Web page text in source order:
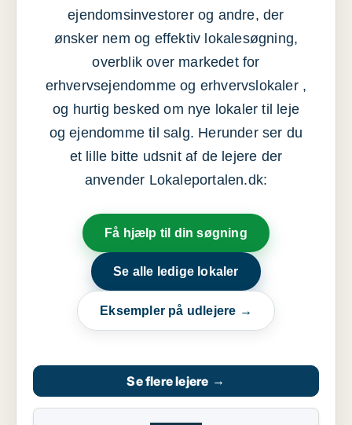
ejendomsinvestorer og andre, der
ønsker nem og effektiv lokalesøgning,
overblik over markedet for
erhvervsejendomme og erhvervslokaler ,
og hurtig besked om nye lokaler til leje
og ejendomme til salg. Herunder ser du
et lille bitte udsnit af de lejere der
anvender Lokaleportalen.dk:
Få hjælp til din søgning
Se alle ledige lokaler
Eksempler på udlejere →
Se flere lejere →